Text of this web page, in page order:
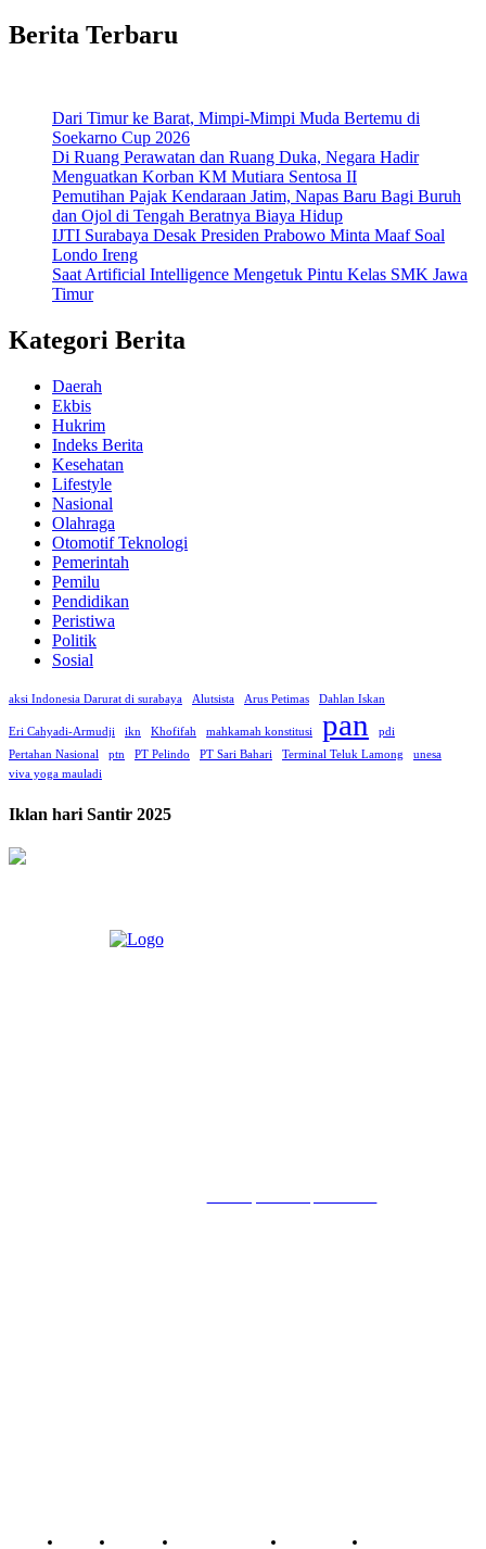
Berita Terbaru
Dari Timur ke Barat, Mimpi-Mimpi Muda Bertemu di
Soekarno Cup 2026
Di Ruang Perawatan dan Ruang Duka, Negara Hadir
Menguatkan Korban KM Mutiara Sentosa II
Pemutihan Pajak Kendaraan Jatim, Napas Baru Bagi Buruh
dan Ojol di Tengah Beratnya Biaya Hidup
IJTI Surabaya Desak Presiden Prabowo Minta Maaf Soal
Londo Ireng
Saat Artificial Intelligence Mengetuk Pintu Kelas SMK Jawa
Timur
Kategori Berita
Daerah
Ekbis
Hukrim
Indeks Berita
Kesehatan
Lifestyle
Nasional
Olahraga
Otomotif Teknologi
Pemerintah
Pemilu
Pendidikan
Peristiwa
Politik
Sosial
aksi Indonesia Darurat di surabaya Alutsista Arus Petimas Dahlan Iskan
Eri Cahyadi-Armudji ikn Khofifah mahkamah konstitusi pan
pdi
Pertahan Nasional
ptn PT Pelindo PT Sari Bahari Terminal Teluk Lamong
unesa
viva yoga mauladi
Iklan hari Santir 2025